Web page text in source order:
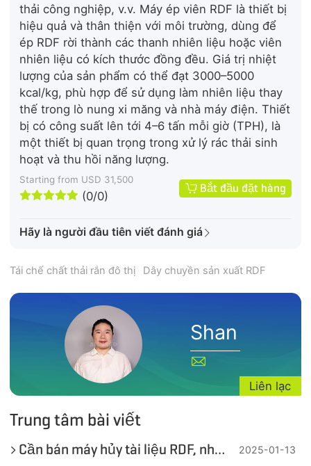
thải công nghiệp, v.v. Máy ép viên RDF là thiết bị
hiệu quả và thân thiện với môi trường, dùng để
ép RDF rời thành các thanh nhiên liệu hoặc viên
nhiên liệu có kích thước đồng đều. Giá trị nhiệt
lượng của sản phẩm có thể đạt 3000–5000
kcal/kg, phù hợp để sử dụng làm nhiên liệu thay
thế trong lò nung xi măng và nhà máy điện. Thiết
bị có công suất lên tới 4–6 tấn mỗi giờ (TPH), là
một thiết bị quan trọng trong xử lý rác thải sinh
hoạt và thu hồi năng lượng.
Starting from USD 31,500
(0/0)
Bắt đầu đặt hàng
Hãy là người đầu tiên viết đánh giá
Tái chế chất thải rắn đô thị Dây chuyền sản xuất RDF
Shan
Liên lạc
Trung tâm bài viết
Cần bán máy hủy tài liệu RDF, nhận báo giá cho giải pháp chuyển chất thải thành nhiên liệu chỉ bằng một cú nhấp chuột 2025-01-13